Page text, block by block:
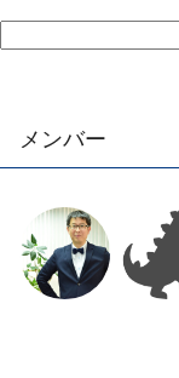
メンバー